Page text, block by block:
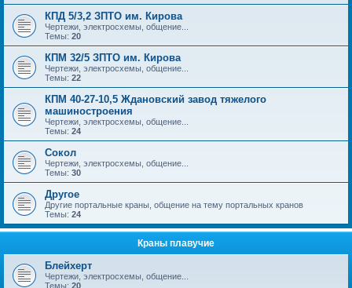
КПД 5/3,2 ЗПТО им. Кирова
Чертежи, электросхемы, общение...
Темы: 20
КПМ 32/5 ЗПТО им. Кирова
Чертежи, электросхемы, общение...
Темы: 22
КПМ 40-27-10,5 Ждановский завод тяжелого
машиностроения
Чертежи, электросхемы, общение...
Темы: 24
Сокол
Чертежи, электросхемы, общение...
Темы: 30
Другое
Другие портальные краны, общение на тему портальных кранов
Темы: 24
Краны плавучие
Блейхерт
Чертежи, электросхемы, общение...
Темы: 20